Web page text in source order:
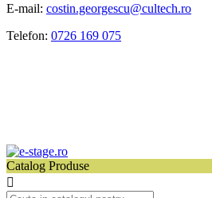
E-mail: costin.georgescu@cultech.ro
Telefon: 0726 169 075
Catalog Produse
